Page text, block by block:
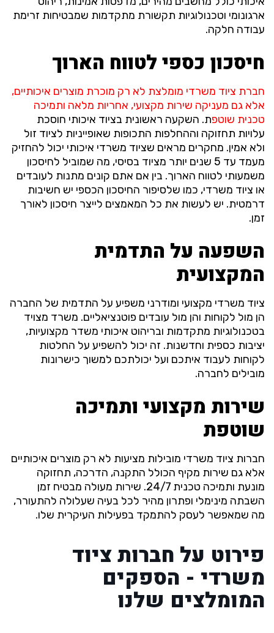
ארגונומי וטכנולוגיות תקשורת מתקדמות שמבטיחות זרימת
עבודה חלקה.
חיסכון כספי לטווח הארוך
חברת ציוד משרדי מומלצת לא רק מוכרת מוצרים איכותיים,
אלא גם מעניקה שירות מקצועי, אחריות מלאה ותמיכה
טכנית שוטפת. השקעה ראשונית בציוד איכותי חוסכת
עלויות תחזוקה וההחלפות התכופות שאופייניות לציוד זול
ולא אמין. מחקרים מראים שציוד משרדי איכותי יכול להחזיק
מעמד עד 5 שנים יותר מציוד בסיסי, מה שמוביל לחיסכון
משמעותי לטווח הארוך. בין אם אתם קונים מתנות לעובדים
או ציוד משרדי, כמו שלסיפור החיסכון הכספי יש חשיבות
דרמטית. יש לעשות את כל המאמצים לייצר חיסכון לאורך
זמן.
השפעה על התדמית
המקצועית
ציוד משרדי מקצועי ומודרני משפיע על התדמית של החברה
הן מול לקוחות והן מול עובדים פוטנציאליים. משרד מצויד
בטכנולוגיות מתקדמות ובריהוט איכותי משדר מקצועיות,
יציבות כספית וחדשנות. זה יכול להשפיע על החלטות
לקוחות לעבוד איתכם ועל יכולתכם למשוך כישרונות
מובילים לחברה.
שירות מקצועי ותמיכה
שוטפת
חברות ציוד משרדי מובילות מציעות לא רק מוצרים איכותיים
אלא גם שירות מקיף הכולל התקנה, הדרכה, תחזוקה
מונעת ותמיכה טכנית 24/7. שירות מעולה מבטיח זמן
השבתה מינימלי ופתרון מהיר לכל בעיה שעלולה להתעורר,
מה שמאפשר לעסק להתמקד בפעילות העיקרית שלו.
פירוט על חברות ציוד
משרדי - הספקים
המומלצים שלנו